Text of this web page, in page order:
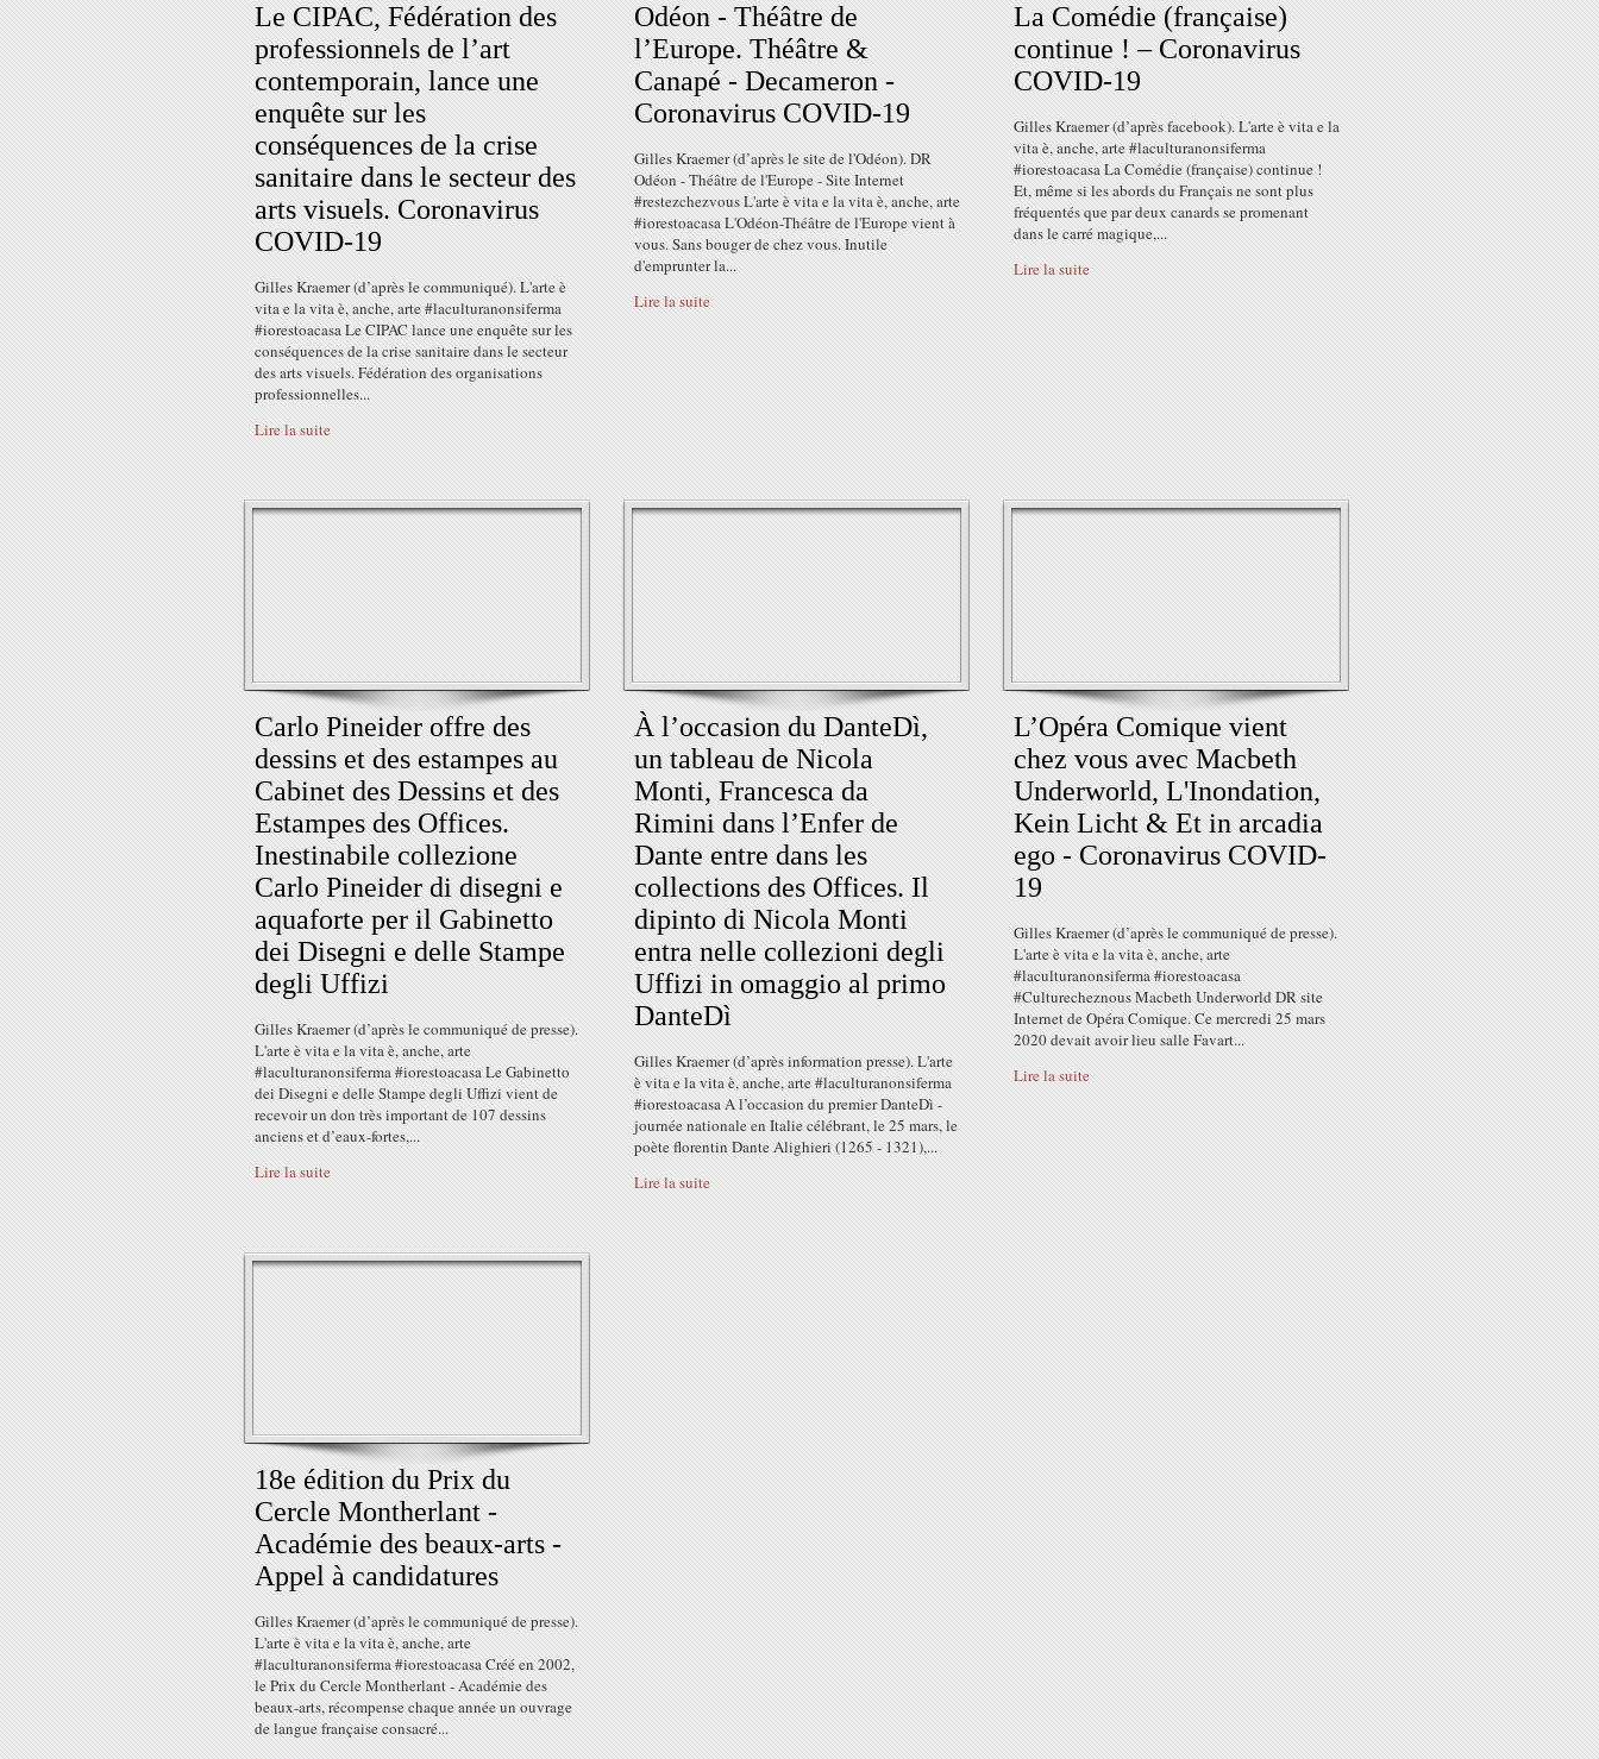
Le CIPAC, Fédération des
professionnels de l’art
contemporain, lance une
enquête sur les
conséquences de la crise
sanitaire dans le secteur des
arts visuels. Coronavirus
COVID-19
Gilles Kraemer (d’après le communiqué). L'arte è
vita e la vita è, anche, arte #laculturanonsiferma
#iorestoacasa Le CIPAC lance une enquête sur les
conséquences de la crise sanitaire dans le secteur
des arts visuels. Fédération des organisations
professionnelles...
Lire la suite
Odéon - Théâtre de
l’Europe. Théâtre &
Canapé - Decameron -
Coronavirus COVID-19
Gilles Kraemer (d’après le site de l'Odéon). DR
Odéon - Théâtre de l'Europe - Site Internet
#restezchezvous L'arte è vita e la vita è, anche, arte
#iorestoacasa L'Odéon-Théâtre de l'Europe vient à
vous. Sans bouger de chez vous. Inutile
d'emprunter la...
Lire la suite
La Comédie (française)
continue ! – Coronavirus
COVID-19
Gilles Kraemer (d’après facebook). L'arte è vita e la
vita è, anche, arte #laculturanonsiferma
#iorestoacasa La Comédie (française) continue !
Et, même si les abords du Français ne sont plus
fréquentés que par deux canards se promenant
dans le carré magique,...
Lire la suite
Carlo Pineider offre des
dessins et des estampes au
Cabinet des Dessins et des
Estampes des Offices.
Inestinabile collezione
Carlo Pineider di disegni e
aquaforte per il Gabinetto
dei Disegni e delle Stampe
degli Uffizi
Gilles Kraemer (d’après le communiqué de presse).
L'arte è vita e la vita è, anche, arte
#laculturanonsiferma #iorestoacasa Le Gabinetto
dei Disegni e delle Stampe degli Uffizi vient de
recevoir un don très important de 107 dessins
anciens et d’eaux-fortes,...
Lire la suite
À l’occasion du DanteDì,
un tableau de Nicola
Monti, Francesca da
Rimini dans l’Enfer de
Dante entre dans les
collections des Offices. Il
dipinto di Nicola Monti
entra nelle collezioni degli
Uffizi in omaggio al primo
DanteDì
Gilles Kraemer (d’après information presse). L'arte
è vita e la vita è, anche, arte #laculturanonsiferma
#iorestoacasa A l’occasion du premier DanteDì -
journée nationale en Italie célébrant, le 25 mars, le
poète florentin Dante Alighieri (1265 - 1321),...
Lire la suite
L’Opéra Comique vient
chez vous avec Macbeth
Underworld, L'Inondation,
Kein Licht & Et in arcadia
ego - Coronavirus COVID-
19
Gilles Kraemer (d’après le communiqué de presse).
L'arte è vita e la vita è, anche, arte
#laculturanonsiferma #iorestoacasa
#Culturecheznous Macbeth Underworld DR site
Internet de Opéra Comique. Ce mercredi 25 mars
2020 devait avoir lieu salle Favart...
Lire la suite
18e édition du Prix du
Cercle Montherlant -
Académie des beaux-arts -
Appel à candidatures
Gilles Kraemer (d’après le communiqué de presse).
L'arte è vita e la vita è, anche, arte
#laculturanonsiferma #iorestoacasa Créé en 2002,
le Prix du Cercle Montherlant - Académie des
beaux-arts, récompense chaque année un ouvrage
de langue française consacré...